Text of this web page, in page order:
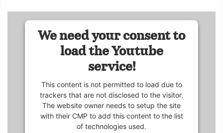
We need your consent to
load the Youtube
service!
This content is not permitted to load due to
trackers that are not disclosed to the visitor.
The website owner needs to setup the site
with their CMP to add this content to the list
of technologies used.